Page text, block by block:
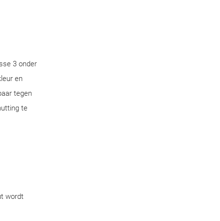
3 onder
en
tegen
te
wordt